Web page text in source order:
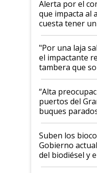
Alerta por el
que impacta al
cuesta tener un
y el peligro de
pase a ser "país
"Por una laja
el impactante
tambera que
tornado
“Alta
puertos del
buques
exportadoras
la medida de
prácticos
Suben los
Gobierno
del biodiésel y